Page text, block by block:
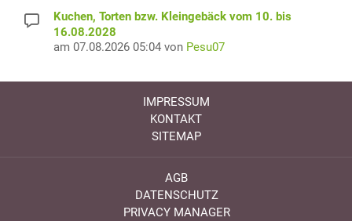
Kuchen, Torten bzw. Kleingebäck vom 10. bis
16.08.2028
am 07.08.2026 05:04 von Pesu07
IMPRESSUM
KONTAKT
SITEMAP
AGB
DATENSCHUTZ
PRIVACY MANAGER